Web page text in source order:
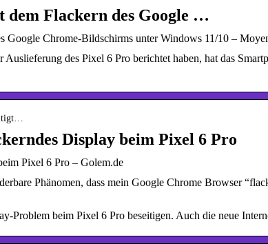
dem Flackern des Google …
Google Chrome-Bildschirms unter Windows 11/10 –
des Pixel 6 Pro berichtet haben, hat das
Display beim Pixel 6 Pro
Pixel 6 Pro – Golem.de
Phänomen, dass mein Google Chrome Browser
beim Pixel 6 Pro beseitigen. Auch die neue